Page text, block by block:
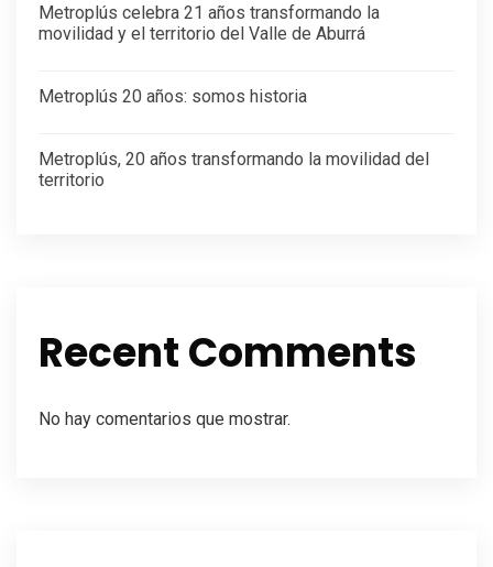
Metroplús celebra 21 años transformando la
movilidad y el territorio del Valle de Aburrá
Metroplús 20 años: somos historia
Metroplús, 20 años transformando la movilidad del
territorio
Recent Comments
No hay comentarios que mostrar.